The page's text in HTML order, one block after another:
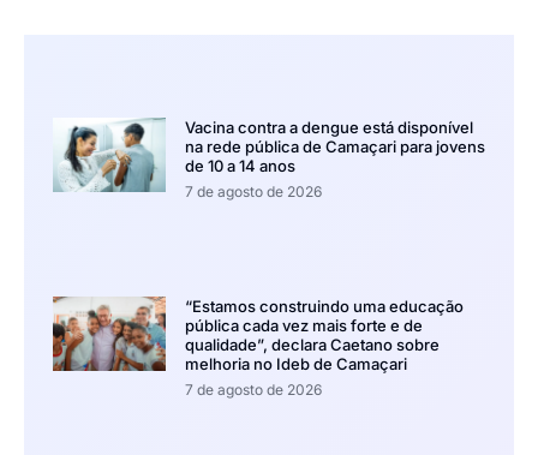
Vacina contra a dengue está disponível
na rede pública de Camaçari para jovens
de 10 a 14 anos
7 de agosto de 2026
“Estamos construindo uma educação
pública cada vez mais forte e de
qualidade”, declara Caetano sobre
melhoria no Ideb de Camaçari
7 de agosto de 2026